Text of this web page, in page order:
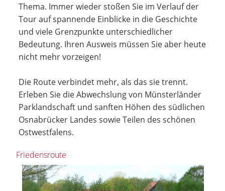
Thema. Immer wieder stoßen Sie im Verlauf der
Tour auf spannende Einblicke in die Geschichte
und viele Grenzpunkte unterschiedlicher
Bedeutung. Ihren Ausweis müssen Sie aber heute
nicht mehr vorzeigen!
Die Route verbindet mehr, als das sie trennt.
Erleben Sie die Abwechslung von Münsterländer
Parklandschaft und sanften Höhen des südlichen
Osnabrücker Landes sowie Teilen des schönen
Ostwestfalens.
Friedensroute